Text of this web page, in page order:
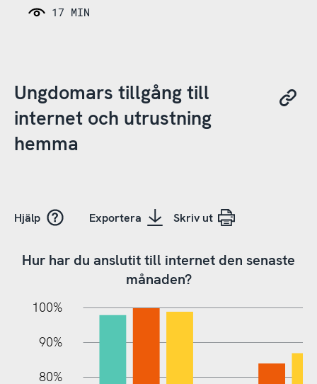
17 MIN
Ungdomars tillgång till
internet och utrustning
hemma
Hjälp Exportera Skriv ut
Hur har du anslutit till internet den senaste
månaden?
100%
90%
80%